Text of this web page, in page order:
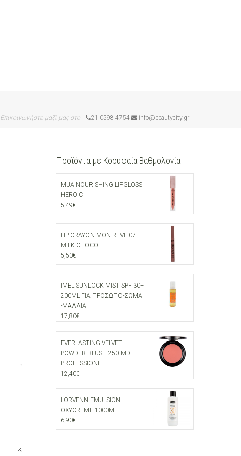
Επικοινωνήστε μαζί μας στο 21 0598 4754 info@beautycity.gr
Προϊόντα με Κορυφαία Βαθμολογία
MUA NOURISHING LIPGLOSS
HEROIC
5,49€
LIP CRAYON MON REVE 07
MILK CHOCO
5,50€
IMEL SUNLOCK MIST SPF 30+
200ML ΓΙΑ ΠΡΟΣΩΠΟ-ΣΩΜΑ
-ΜΑΛΛΙΑ
17,80€
EVERLASTING VELVET
POWDER BLUSH 250 MD
PROFESSIONEL
12,40€
LORVENN EMULSION
OXYCREME 1000ML
6,90€